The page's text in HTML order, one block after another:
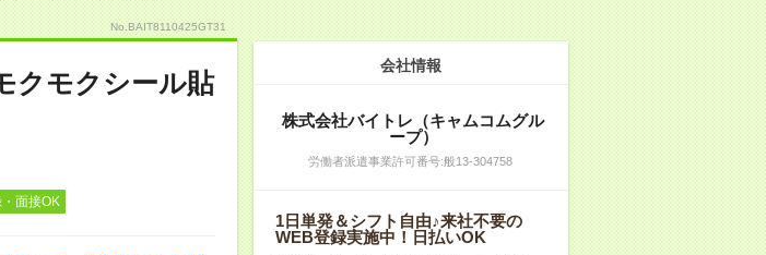
No.BAIT8110425GT31
クモクシール貼
面接OK
会社情報
株式会社バイトレ（キャムコムグル
ープ）
労働者派遣事業許可番号:般13-304758
1日単発＆シフト自由♪来社不要の
WEB登録実施中！日払いOK